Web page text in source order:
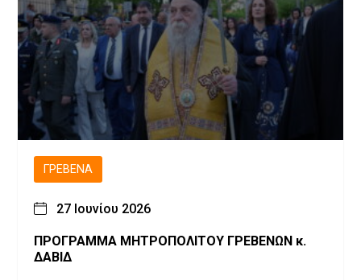
ΓΡΕΒΕΝΆ
27 Ιουνίου 2026
ΠΡΟΓΡΑΜΜΑ ΜΗΤΡΟΠΟΛΙΤΟΥ ΓΡΕΒΕΝΩΝ κ.
ΔΑΒΙΔ